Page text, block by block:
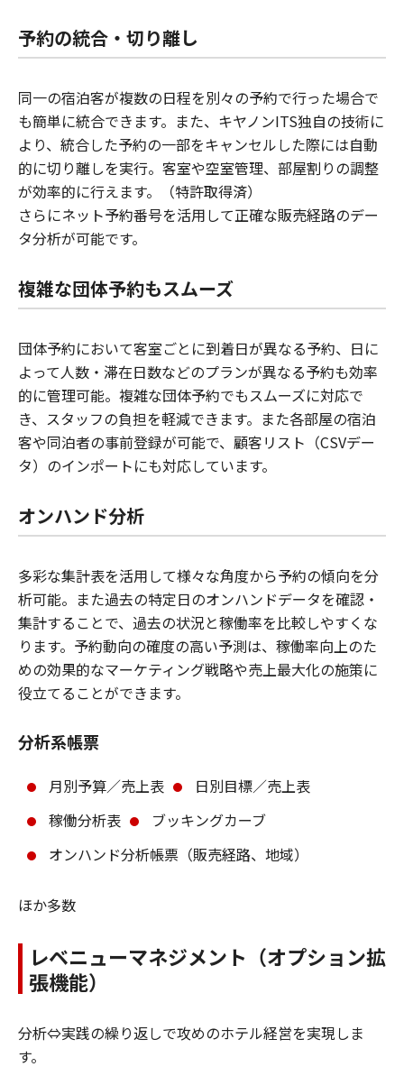
予約の統合・切り離し
同一の宿泊客が複数の日程を別々の予約で行った場合で
も簡単に統合できます。また、キヤノンITS独自の技術に
より、統合した予約の一部をキャンセルした際には自動
的に切り離しを実行。客室や空室管理、部屋割りの調整
が効率的に行えます。（特許取得済）
さらにネット予約番号を活用して正確な販売経路のデー
タ分析が可能です。
複雑な団体予約もスムーズ
団体予約において客室ごとに到着日が異なる予約、日に
よって人数・滞在日数などのプランが異なる予約も効率
的に管理可能。複雑な団体予約でもスムーズに対応で
き、スタッフの負担を軽減できます。また各部屋の宿泊
客や同泊者の事前登録が可能で、顧客リスト（CSVデー
タ）のインポートにも対応しています。
オンハンド分析
多彩な集計表を活用して様々な角度から予約の傾向を分
析可能。また過去の特定日のオンハンドデータを確認・
集計することで、過去の状況と稼働率を比較しやすくな
ります。予約動向の確度の高い予測は、稼働率向上のた
めの効果的なマーケティング戦略や売上最大化の施策に
役立てることができます。
分析系帳票
月別予算／売上表
日別目標／売上表
稼働分析表
ブッキングカーブ
オンハンド分析帳票（販売経路、地域）
ほか多数
レベニューマネジメント（オプション拡
張機能）
分析⇔実践の繰り返しで攻めのホテル経営を実現しま
す。